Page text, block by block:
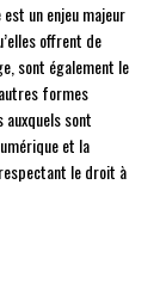
un enjeu majeur
offrent de
sont également le
formes
sont
et la
le droit à